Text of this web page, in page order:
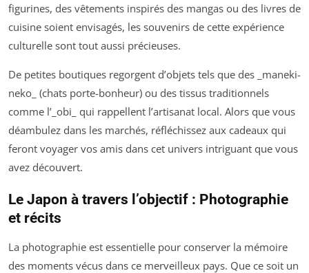
figurines, des vêtements inspirés des mangas ou des livres de
cuisine soient envisagés, les souvenirs de cette expérience
culturelle sont tout aussi précieuses.
De petites boutiques regorgent d’objets tels que des _maneki-
neko_ (chats porte-bonheur) ou des tissus traditionnels
comme l’_obi_ qui rappellent l’artisanat local. Alors que vous
déambulez dans les marchés, réfléchissez aux cadeaux qui
feront voyager vos amis dans cet univers intriguant que vous
avez découvert.
Le Japon à travers l’objectif : Photographie
et récits
La photographie est essentielle pour conserver la mémoire
des moments vécus dans ce merveilleux pays. Que ce soit un